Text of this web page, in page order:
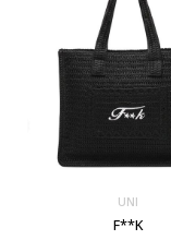
UNI
F**K